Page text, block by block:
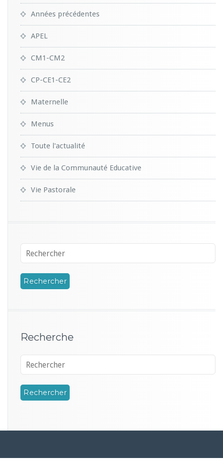
Années précédentes
APEL
CM1-CM2
CP-CE1-CE2
Maternelle
Menus
Toute l'actualité
Vie de la Communauté Educative
Vie Pastorale
Recherche